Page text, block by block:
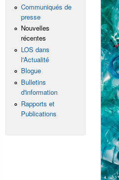
Communiqués de
presse
Nouvelles
récentes
LOS dans
l'Actualité
Blogue
Bulletins
d'information
Rapports et
Publications